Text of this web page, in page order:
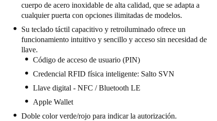
Chile
Español
Guardar la nueva selección como predeterminada
cuerpo de acero inoxidable de alta calidad, que se adapta a
cualquier puerta con opciones ilimitadas de modelos.
Su teclado táctil capacitivo y retroiluminado ofrece un
funcionamiento intuitivo y sencillo y acceso sin necesidad de
llave.
Código de acceso de usuario (PIN)
Credencial RFID física inteligente: Salto SVN
Llave digital - NFC / Bluetooth LE
Apple Wallet
Doble color verde/rojo para indicar la autorización.